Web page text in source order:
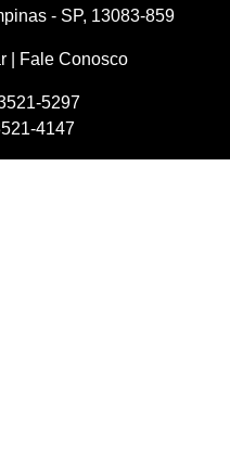
- SP, 13083-859
Fale Conosco
5297
4147